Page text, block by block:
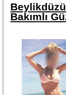
Bakımlı